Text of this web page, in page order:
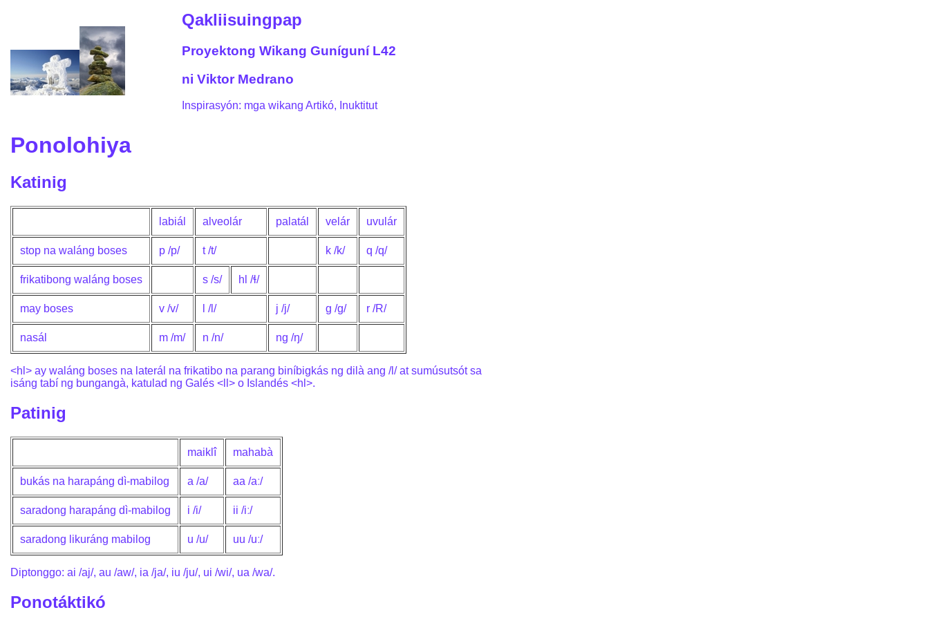
Qakliisuingpap
Proyektong Wikang Guníguní L42
ni Viktor Medrano
Inspirasyón: mga wikang Artikó, Inuktitut
Ponolohiya
Katinig
labiál alveolár palatál velár uvulár
stop na waláng boses p /p/ t /t/ k /k/ q /q/
frikatibong waláng boses s /s/ hl /ɬ/
may boses v /v/ l /l/ j /j/ g /g/ r /R/
nasál m /m/ n /n/ ng /ŋ/
<hl> ay waláng boses na laterál na frikatibo na parang biníbigkás ng dilà ang /l/ at sumúsutsót sa
isáng tabí ng bungangà, katulad ng Galés <ll> o Islandés <hl>.
Patinig
maiklî mahabà
bukás na harapáng dì-mabilog a /a/ aa /aː/
saradong harapáng dì-mabilog i /i/ ii /iː/
saradong likuráng mabilog u /u/ uu /uː/
Diptonggo: ai /aj/, au /aw/, ia /ja/, iu /ju/, ui /wi/, ua /wa/.
Ponotáktikó